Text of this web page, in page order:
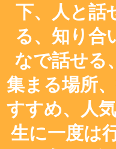
下、人と
る、知り合
なで話せる
集まる場所
すすめ、人
生に一度は